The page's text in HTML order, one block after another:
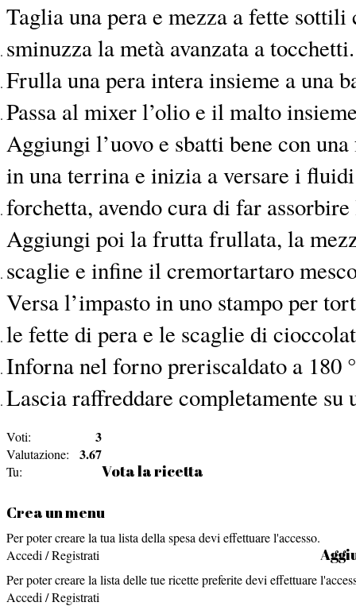
Taglia una pera e mezza a fette
sminuzza la metà avanzata a tocchetti.
Frulla una pera intera insieme a una
Passa al mixer l’olio e il malto
Aggiungi l’uovo e sbatti bene con
in una terrina e inizia a versare i
forchetta, avendo cura di far
Aggiungi poi la frutta frullata, la
scaglie e infine il cremortartaro
Versa l’impasto in uno stampo per
le fette di pera e le scaglie di
Inforna nel forno preriscaldato a 180
Lascia raffreddare completamente su
Voti: 3
Valutazione: 3.67
Tu: Vota la ricetta
Crea un menu
Per poter creare la tua lista della spesa devi effettuare l'accesso.
Accedi / Registrati
Per poter creare la lista delle tue ricette preferite devi effettuare
Accedi / Registrati